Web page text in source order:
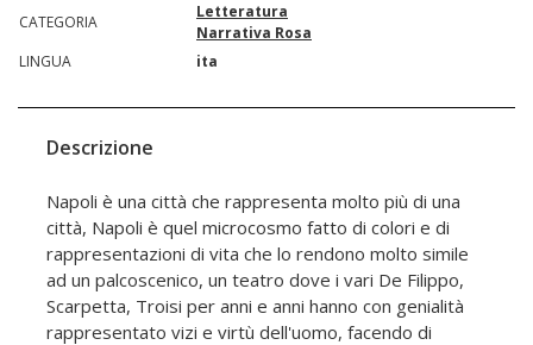
CATEGORIA
Letteratura
Narrativa Rosa
LINGUA
ita
Descrizione
Napoli è una città che rappresenta molto più di una
città, Napoli è quel microcosmo fatto di colori e di
rappresentazioni di vita che lo rendono molto simile
ad un palcoscenico, un teatro dove i vari De Filippo,
Scarpetta, Troisi per anni e anni hanno con genialità
rappresentato vizi e virtù dell'uomo, facendo di